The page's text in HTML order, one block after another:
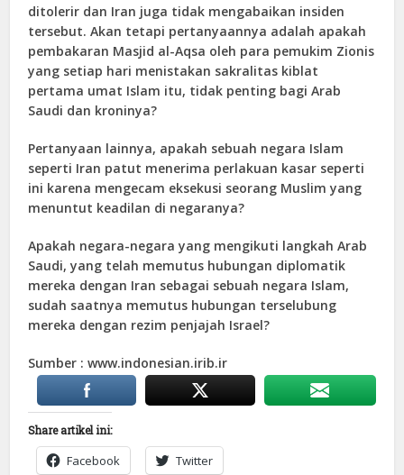
ditolerir dan Iran juga tidak mengabaikan insiden
tersebut. Akan tetapi pertanyaannya adalah apakah
pembakaran Masjid al-Aqsa oleh para pemukim Zionis
yang setiap hari menistakan sakralitas kiblat
pertama umat Islam itu, tidak penting bagi Arab
Saudi dan kroninya?
Pertanyaan lainnya, apakah sebuah negara Islam
seperti Iran patut menerima perlakuan kasar seperti
ini karena mengecam eksekusi seorang Muslim yang
menuntut keadilan di negaranya?
Apakah negara-negara yang mengikuti langkah Arab
Saudi, yang telah memutus hubungan diplomatik
mereka dengan Iran sebagai sebuah negara Islam,
sudah saatnya memutus hubungan terselubung
mereka dengan rezim penjajah Israel?
Sumber : www.indonesian.irib.ir
Share artikel ini:
Facebook Twitter